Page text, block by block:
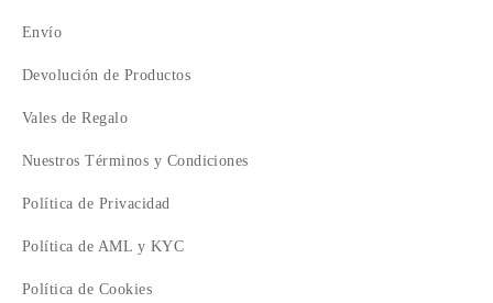
Envío
Devolución de Productos
Vales de Regalo
Nuestros Términos y Condiciones
Política de Privacidad
Política de AML y KYC
Política de Cookies